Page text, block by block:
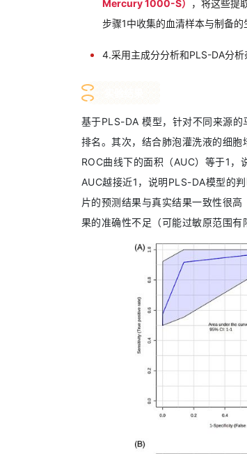
Mercury 1000-S）
，将这些提
步骤1中收集的血清样本与制备的
4.采用主成分分析和PLS-DA分析
基于PLS-DA 模型，针对不同来源
排名。其次，结合肺泡灌洗液的细胞
ROC曲线下的面积（AUC）等于1，
AUC越接近1，说明PLS-DA模型的判
片的预测结果与真实结果一致性很
果的准确性不足（可能过敏原范围有